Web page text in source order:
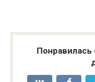
Понравилась